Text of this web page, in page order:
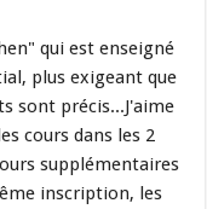
qui est enseigné
plus exigeant que
sont précis...J'aime
cours dans les 2
supplémentaires
inscription, les